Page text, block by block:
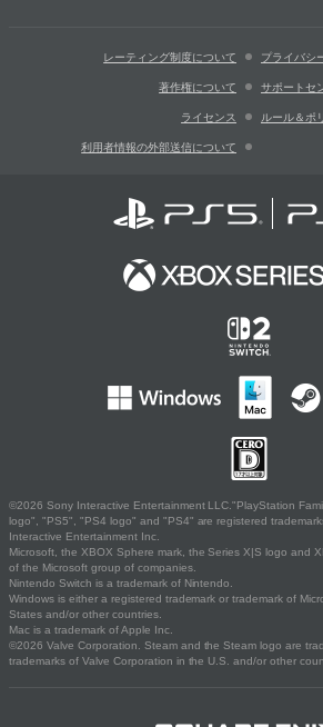
レーティング制度について プライバシ
著作権について サポートセ
ライセンス ルール＆ポ
利用者情報の外部送信について
©2026 Sony Interactive Entertainment LLC."PlayStation
logo", "PS5", "PS4 logo" and "PS4" are registered
Interactive Entertainment Inc.
Microsoft, the XBOX Sphere mark, the Series X|S logo and
of the Microsoft group of companies.
Nintendo Switch is a trademark of Nintendo.
Windows is either a registered trademark or trademark of
States and/or other countries.
Mac is a trademark of Apple Inc.
©2026 Valve Corporation. Steam and the Steam logo are
trademarks of Valve Corporation in the U.S. and/or other